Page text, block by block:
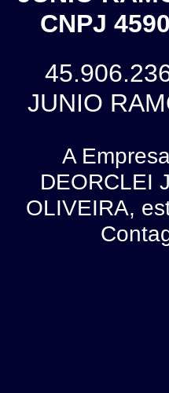
CNPJ
JUNIO
A
DEORCLEI
OLIVEIRA,